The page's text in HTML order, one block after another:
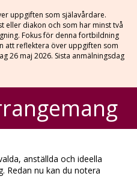
uppgiften som själavårdare.
eller diakon och som har minst två
Fokus för denna fortbildning
att reflektera över uppgiften som
26 maj 2026. Sista anmälningsdag
anställda och ideella
Redan nu kan du notera